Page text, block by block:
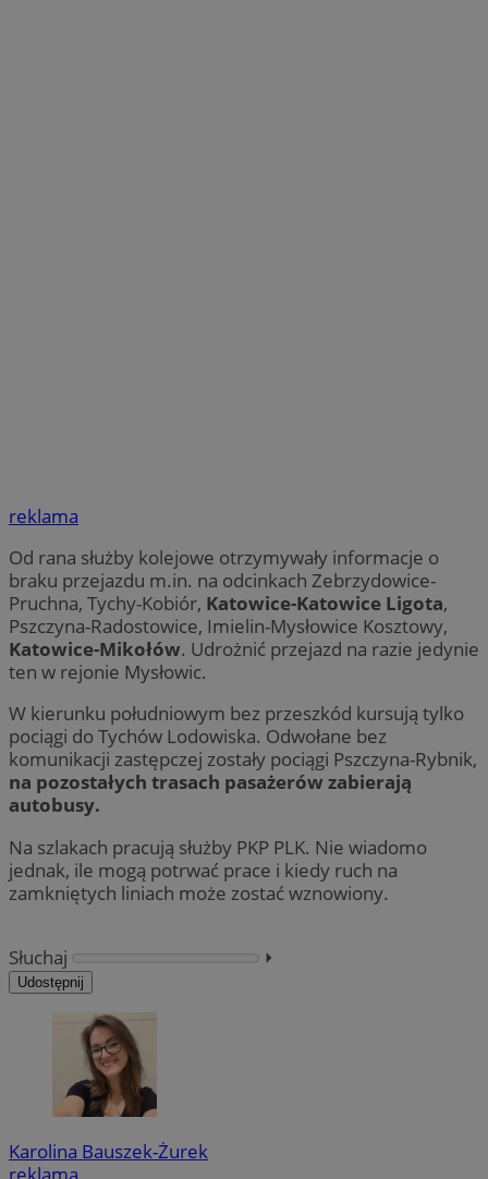
reklama
Od rana służby kolejowe otrzymywały informacje o
braku przejazdu m.in. na odcinkach Zebrzydowice-
Pruchna, Tychy-Kobiór, Katowice-Katowice Ligota,
Pszczyna-Radostowice, Imielin-Mysłowice Kosztowy,
Katowice-Mikołów. Udrożnić przejazd na razie jedynie
ten w rejonie Mysłowic.
W kierunku południowym bez przeszkód kursują tylko
pociągi do Tychów Lodowiska. Odwołane bez
komunikacji zastępczej zostały pociągi Pszczyna-Rybnik,
na pozostałych trasach pasażerów zabierają
autobusy.
Na szlakach pracują służby PKP PLK. Nie wiadomo
jednak, ile mogą potrwać prace i kiedy ruch na
zamkniętych liniach może zostać wznowiony.
Słuchaj ⏵︎
Udostępnij
Karolina Bauszek-Żurek